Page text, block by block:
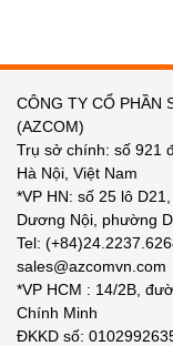
CÔNG TY CỔ PHẦN
(AZCOM)
Trụ sở chính: số 921
Hà Nội, Việt Nam
*VP HN: số 25 lô
Dương Nội, phường
Tel:
sales@azcomvn.com
*VP HCM : 14/2B,
Chính Minh
ĐKKD số: